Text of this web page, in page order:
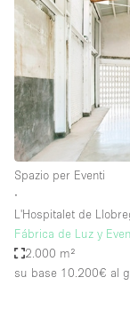
Spazio per Eventi
∙
L'Hospitalet de
Fábrica de Luz y
2.000 m²
su base 10.200€ al